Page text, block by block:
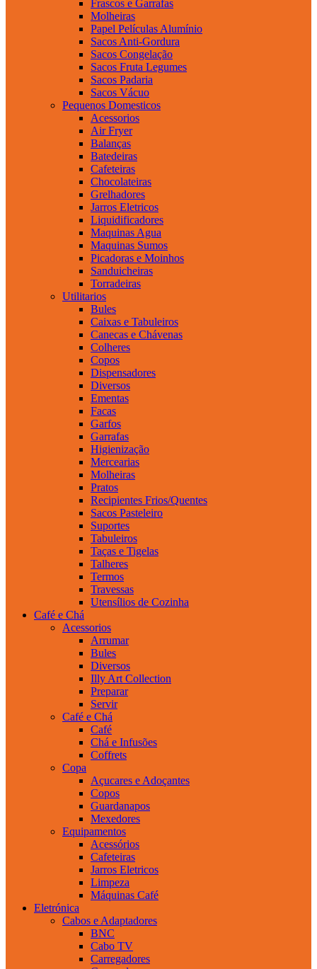
Frascos e Garrafas
Molheiras
Papel Películas Alumínio
Sacos Anti-Gordura
Sacos Congelação
Sacos Fruta Legumes
Sacos Padaria
Sacos Vácuo
Pequenos Domesticos
Acessorios
Air Fryer
Balanças
Batedeiras
Cafeteiras
Chocolateiras
Grelhadores
Jarros Eletricos
Liquidificadores
Maquinas Agua
Maquinas Sumos
Picadoras e Moinhos
Sanduicheiras
Torradeiras
Utilitarios
Bules
Caixas e Tabuleiros
Canecas e Chávenas
Colheres
Copos
Dispensadores
Diversos
Ementas
Facas
Garfos
Garrafas
Higienização
Mercearias
Molheiras
Pratos
Recipientes Frios/Quentes
Sacos Pasteleiro
Suportes
Tabuleiros
Taças e Tigelas
Talheres
Termos
Travessas
Utensílios de Cozinha
Café e Chá
Acessorios
Arrumar
Bules
Diversos
Illy Art Collection
Preparar
Servir
Café e Chá
Café
Chá e Infusões
Coffrets
Copa
Açucares e Adoçantes
Copos
Guardanapos
Mexedores
Equipamentos
Acessórios
Cafeteiras
Jarros Eletricos
Limpeza
Máquinas Café
Eletrónica
Cabos e Adaptadores
BNC
Cabo TV
Carregadores